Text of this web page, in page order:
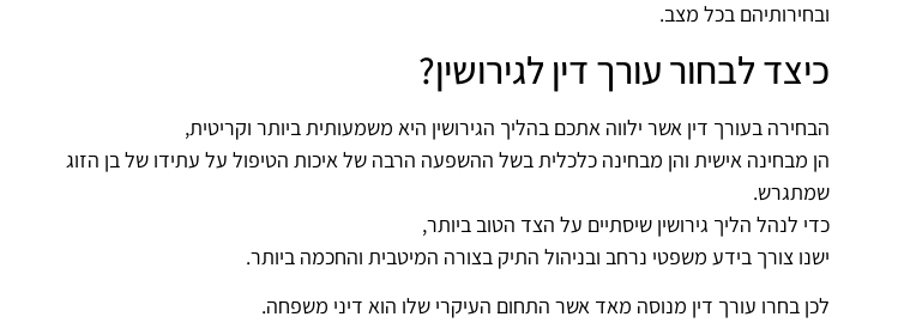
ובחירותיהם בכל מצב.
כיצד לבחור עורך דין לגירושין?
הבחירה בעורך דין אשר ילווה אתכם בהליך הגירושין היא משמעותית ביותר וקריטית,
הן מבחינה אישית והן מבחינה כלכלית בשל ההשפעה הרבה של איכות הטיפול על עתידו של בן הזוג
שמתגרש.
כדי לנהל הליך גירושין שיסתיים על הצד הטוב ביותר,
ישנו צורך בידע משפטי נרחב ובניהול התיק בצורה המיטבית והחכמה ביותר.
לכן בחרו עורך דין מנוסה מאד אשר התחום העיקרי שלו הוא דיני משפחה.